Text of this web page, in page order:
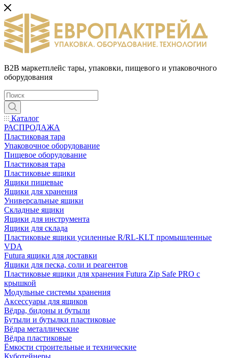
B2B маркетплейс тары, упаковки, пищевого и упаковочного
оборудования
Каталог
РАСПРОДАЖА
Пластиковая тара
Упаковочное оборудование
Пищевое оборудование
Пластиковая тара
Пластиковые ящики
Ящики пищевые
Ящики для хранения
Универсальные ящики
Складные ящики
Ящики для инструмента
Ящики для склада
Пластиковые ящики усиленные R/RL-KLT промышленные
VDA
Futura ящики для доставки
Ящики для песка, соли и реагентов
Пластиковые ящики для хранения Futura Zip Safe PRO с
крышкой
Модульные системы хранения
Аксессуары для ящиков
Вёдра, бидоны и бутыли
Бутыли и бутылки пластиковые
Вёдра металлические
Вёдра пластиковые
Ёмкости строительные и технические
Куботейнеры